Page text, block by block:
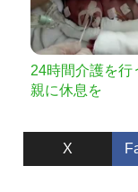
24時間介護を行
親に休息を
X